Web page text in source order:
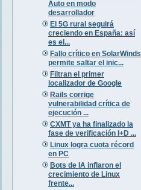
Auto en modo
desarrollador
El 5G rural seguirá
creciendo en España: así
es el...
Fallo crítico en SolarWinds
permite saltar el inic...
Filtran el primer
localizador de Google
Rails corrige
vulnerabilidad crítica de
ejecución ...
CXMT ya ha finalizado la
fase de verificación I+D ...
Linux logra cuota récord
en PC
Bots de IA inflaron el
crecimiento de Linux
frente...